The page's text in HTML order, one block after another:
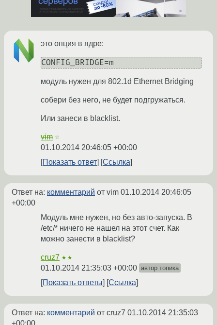
это опция в ядре:
модуль нужен для 802.1d Ethernet Bridging
собери без него, не будет подгружаться.
Или занеси в blacklist.
vim ☆
01.10.2014 20:46:05 +00:00
Показать ответ
Ссылка
Ответ на: комментарий от vim 01.10.2014 20:46:05
+00:00
Модуль мне нужен, но без авто-запуска. В
/etc/* ничего не нашел на этот счет. Как
можно занести в blacklist?
cruz7 ★★
01.10.2014 21:35:03 +00:00 автор топика
Показать ответы Ссылка
Ответ на: комментарий от cruz7 01.10.2014 21:35:03